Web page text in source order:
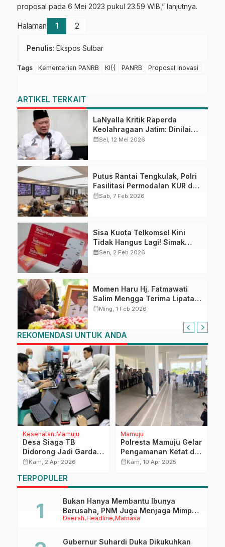
proposal pada 6 Mei 2023 pukul 23.59 WIB,” lanjutnya.
Halaman 1 2
Penulis: Ekspos Sulbar
Tags Kementerian PANRB KI{{ PANRB Proposal Inovasi
ARTIKEL TERKAIT
LaNyalla Kritik Raperda
Keolahragaan Jatim: Dinilai
Preteli Peran KONI
calendar_monthSel, 12 Mei 2026
Putus Rantai Tengkulak, Polri
Fasilitasi Permodalan KUR dan
Penyerapan Bulog bagi Petani
calendar_monthSab, 7 Feb 2026
Sisa Kuota Telkomsel Kini
Tidak Hangus Lagi! Simak
Syarat dan Cara
calendar_monthSen, 2 Feb 2026
Momen Haru Hj. Fatmawati
Salim Mengga Terima Lipatan
Merah Putih Usai Upacara
calendar_monthMing, 1 Feb 2026
REKOMENDASI UNTUK ANDA
Kesehatan Mamuju
Desa Siaga TB
Didorong Jadi Garda
Depan, Pemprov
Indikator Lokus
calendar_monthKam, 2 Apr 2026
Mamuju
Polresta Mamuju Gelar
Pengamanan Ketat di
Sejumlah Titik Aksi
calendar_monthKam, 10 Apr 2025
TERPOPULER
Daerah Headline Mamasa
Bukan Hanya Membantu Ibunya
Berusaha, PNM Juga Menjaga Mimpi
Anaknya Untuk Menggapai Cita-Cita
Gubernur Suhardi Duka Dikukuhkan